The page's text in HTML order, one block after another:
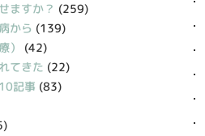
ますか？ (259)
から (139)
）
(42)
てきた (22)
記事 (83)